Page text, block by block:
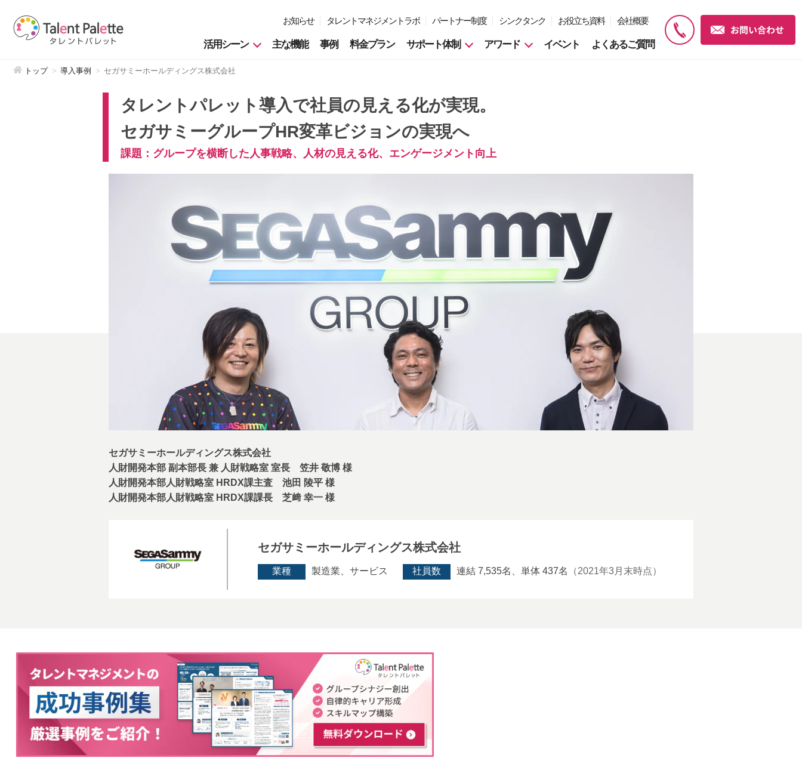
お知らせ タレントマネジメントラボ パートナー制度 シンクタンク お役立ち資料 会社概要
活用シーン 主な機能 事例 料金プラン サポート体制 アワード イベント よくあるご質問
トップ 導入事例 セガサミーホールディングス株式会社
タレントパレット導入で社員の見える化が実現。
セガサミーグループHR変革ビジョンの実現へ
課題：グループを横断した人事戦略、人材の見える化、エンゲージメント向上
セガサミーホールディングス株式会社
人財開発本部 副本部長 兼 人財戦略室 室長 笠井 敬博 様
人財開発本部人財戦略室 HRDX課主査 池田 陵平 様
人財開発本部人財戦略室 HRDX課課長 芝﨑 幸一 様
セガサミーホールディングス株式会社
業種 製造業、サービス 社員数 連結 7,535名、単体 437名 （2021年3月末時点）